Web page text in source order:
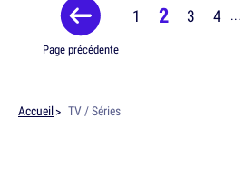
Page précédente
1 2 3 4 ...
Accueil TV / Séries